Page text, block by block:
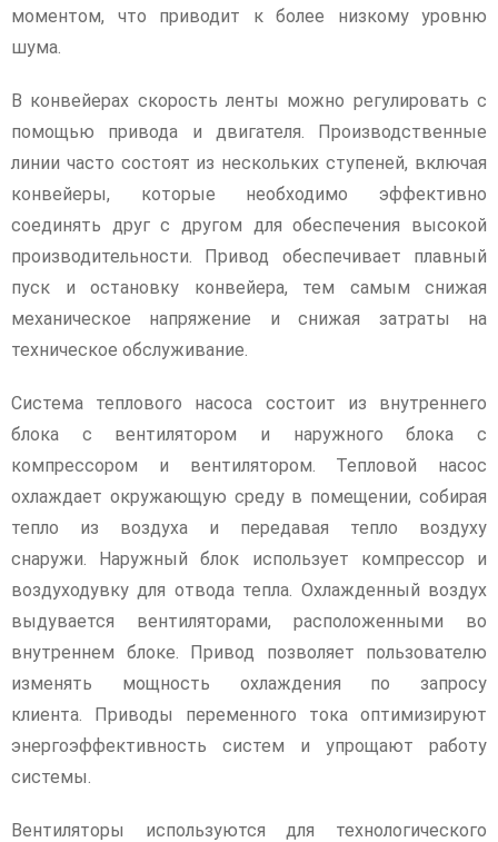
моментом, что приводит к более низкому уровню
шума.
В конвейерах скорость ленты можно регулировать с
помощью привода и двигателя. Производственные
линии часто состоят из нескольких ступеней, включая
конвейеры, которые необходимо эффективно
соединять друг с другом для обеспечения высокой
производительности. Привод обеспечивает плавный
пуск и остановку конвейера, тем самым снижая
механическое напряжение и снижая затраты на
техническое обслуживание.
Система теплового насоса состоит из внутреннего
блока с вентилятором и наружного блока с
компрессором и вентилятором. Тепловой насос
охлаждает окружающую среду в помещении, собирая
тепло из воздуха и передавая тепло воздуху
снаружи. Наружный блок использует компрессор и
воздуходувку для отвода тепла. Охлажденный воздух
выдувается вентиляторами, расположенными во
внутреннем блоке. Привод позволяет пользователю
изменять мощность охлаждения по запросу
клиента. Приводы переменного тока оптимизируют
энергоэффективность систем и упрощают работу
системы.
Вентиляторы используются для технологического